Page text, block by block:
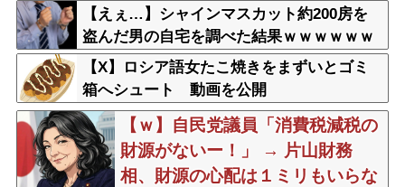
【えぇ…】シャインマスカット約200房を
盗んだ男の自宅を調べた結果ｗｗｗｗｗｗ
ｗｗ
【X】ロシア語女たこ焼きをまずいとゴミ
箱へシュート 動画を公開
【ｗ】自民党議員「消費税減税の
財源がないー！」 → 片山財務
相、財源の心配は１ミリもいらな